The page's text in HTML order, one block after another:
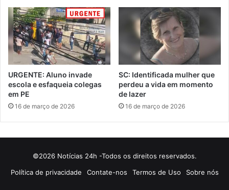
URGENTE: Aluno invade
escola e esfaqueia colegas
em PE
16 de março de 2026
SC: Identificada mulher que
perdeu a vida em momento
de lazer
16 de março de 2026
©2026 Notícias 24h -Todos os direitos reservados.
Política de privacidade
Contate-nos Termos de Uso Sobre nós